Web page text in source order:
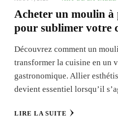
Acheter un moulin à
pour sublimer votre
Découvrez comment un
transformer la cuisine en un
gastronomique. Allier
devient essentiel lorsqu’il
LIRE LA SUITE